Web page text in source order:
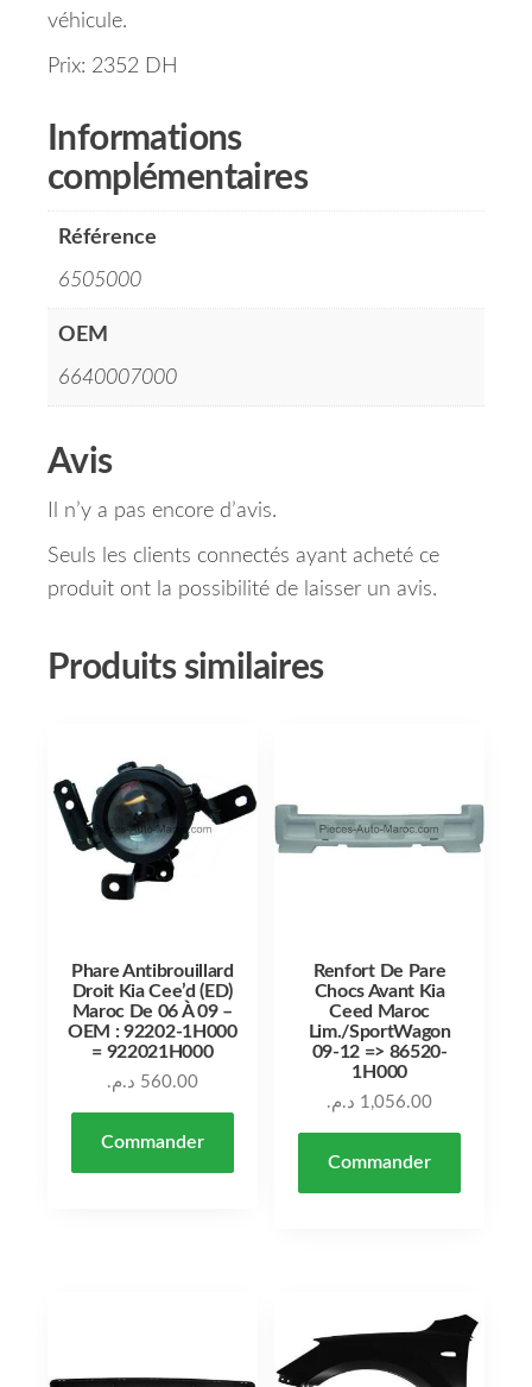
véhicule.
Prix: 2352 DH
Informations
complémentaires
Référence
6505000
OEM
6640007000
Avis
Il n’y a pas encore d’avis.
Seuls les clients connectés ayant acheté ce
produit ont la possibilité de laisser un avis.
Produits similaires
Phare Antibrouillard
Droit Kia Cee’d (ED)
Maroc De 06 À 09 –
OEM : 92202-1H000
= 922021H000
560.00 د.م.
Commander
Renfort De Pare
Chocs Avant Kia
Ceed Maroc
Lim./SportWagon
09-12 => 86520-
1H000
1,056.00 د.م.
Commander